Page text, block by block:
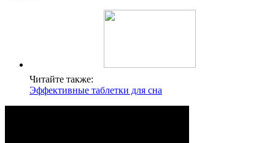
Читайте также:
Эффективные таблетки для сна